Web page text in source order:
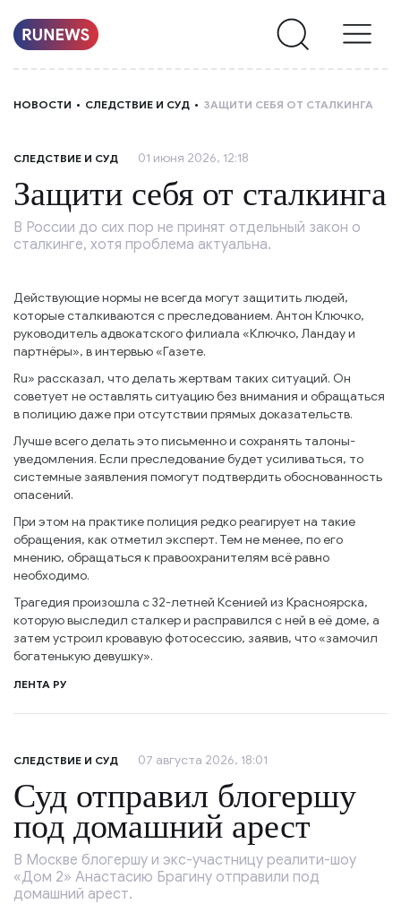
О
НОВОСТИ СЛЕДСТВИЕ И СУД ЗАЩИТИ СЕБЯ ОТ СТАЛКИНГА
СЛЕДСТВИЕ И СУД 01 июня 2026, 12:18
Защити себя от сталкинга
В России до сих пор не принят отдельный закон о
сталкинге, хотя проблема актуальна.
Действующие нормы не всегда могут защитить людей,
которые сталкиваются с преследованием. Антон Ключко,
руководитель адвокатского филиала «Ключко, Ландау и
партнёры», в интервью «Газете.
Ru» рассказал, что делать жертвам таких ситуаций. Он
советует не оставлять ситуацию без внимания и обращаться
в полицию даже при отсутствии прямых доказательств.
Лучше всего делать это письменно и сохранять талоны-
уведомления. Если преследование будет усиливаться, то
системные заявления помогут подтвердить обоснованность
опасений.
При этом на практике полиция редко реагирует на такие
обращения, как отметил эксперт. Тем не менее, по его
мнению, обращаться к правоохранителям всё равно
необходимо.
Трагедия произошла с 32-летней Ксенией из Красноярска,
которую выследил сталкер и расправился с ней в её доме, а
затем устроил кровавую фотосессию, заявив, что «замочил
богатенькую девушку».
ЛЕНТА РУ
СЛЕДСТВИЕ И СУД 07 августа 2026, 18:01
Суд отправил блогершу
под домашний арест
В Москве блогершу и экс-участницу реалити-шоу
«Дом 2» Анастасию Брагину отправили под
домашний арест.